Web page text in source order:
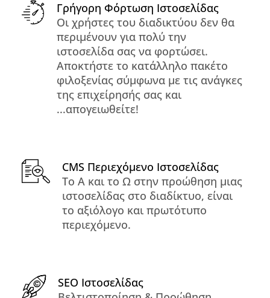
Γρήγορη Φόρτωση Ιστοσελίδας
Οι χρήστες του διαδικτύου δεν θα
περιμένουν για πολύ την
ιστοσελίδα σας να φορτώσει.
Αποκτήστε το κατάλληλο πακέτο
φιλοξενίας σύμφωνα με τις ανάγκες
της επιχείρησής σας και
...απογειωθείτε!
CMS Περιεχόμενο Ιστοσελίδας
Το Α και το Ω στην προώθηση μιας
ιστοσελίδας στο διαδίκτυο, είναι
το αξιόλογο και πρωτότυπο
περιεχόμενο.
SEO Ιστοσελίδας